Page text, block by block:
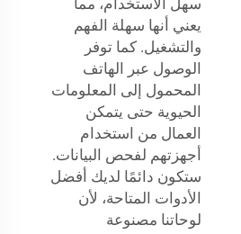
يعني أنها سهلة الفهم
والتشغيل. كما توفر
الوصول عبر الهاتف
المحمول إلى المعلومات
الحيوية حتى يتمكن
العمال من استخدام
أجهزتهم لفحص البيانات.
ستكون دائمًا لديك أفضل
الأدوات المتاحة، لأن
لوحاتنا مصنوعة